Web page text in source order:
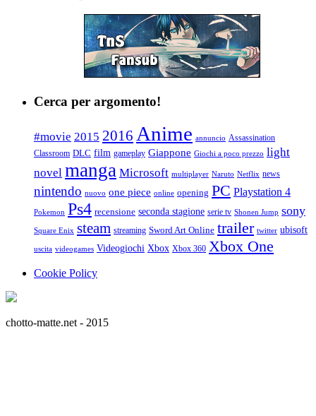
Cerca per argomento!
#movie 2015 2016 Anime annuncio Assassination
Classroom DLC film gameplay Giappone Giochi a poco prezzo light
novel manga Microsoft multiplayer Naruto Netflix news
nintendo nuovo one piece online opening PC Playstation 4
Pokemon Ps4 recensione seconda stagione serie tv Shonen Jump sony
Square Enix steam streaming Sword Art Online trailer twitter ubisoft
uscita videogames Videogiochi Xbox Xbox 360 Xbox One
Cookie Policy
chotto-matte.net - 2015